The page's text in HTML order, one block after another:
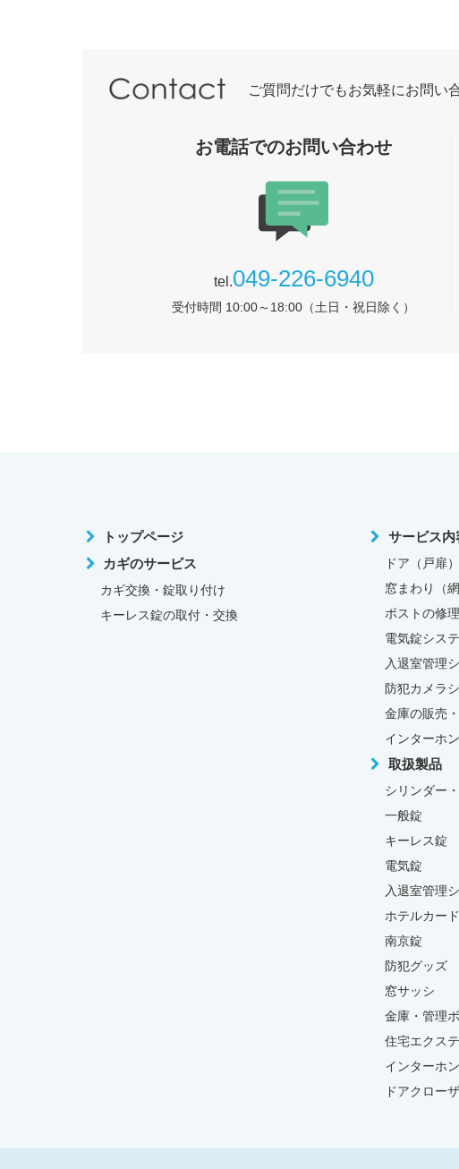
ご質問だけでもお気軽にお問い
お電話でのお問い合わせ
tel.049-226-6940
受付時間 10:00～18:00（土日・祝日除く）
トップページ
カギのサービス
カギ交換・錠取り付け
キーレス錠の取付・交換
サービス内
ドア（戸扉
窓まわり（
ポストの修
電気錠シス
入退室管理
防犯カメラ
金庫の販売
インターホ
取扱製品
シリンダー
一般錠
キーレス錠
電気錠
入退室管理
ホテルカー
南京錠
防犯グッズ
窓サッシ
金庫・管理
住宅エクス
インターホン
ドアクローザ